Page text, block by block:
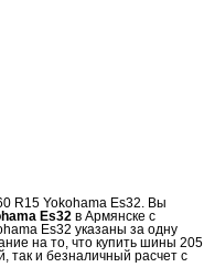
R15 Yokohama Es32. Вы
Es32 в Армянске с
Es32 указаны за одну
на то, что купить шины 205
так и безналичный расчет с